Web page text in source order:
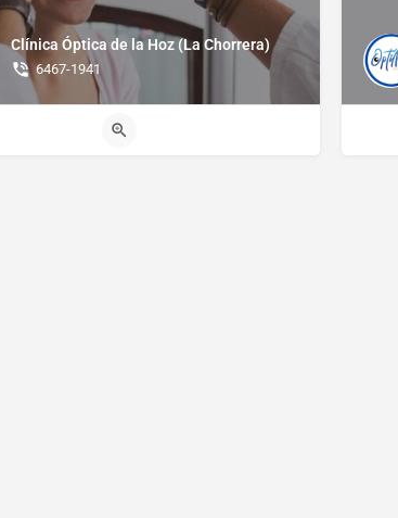
Clínica Óptica de la Hoz (La Chorrera)
6467-1941